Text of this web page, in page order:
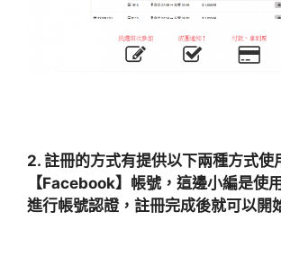
2. 註冊的方式有提供以下兩種方式
【Facebook】帳號，這邊小編是使
進行帳號認證，註冊完成後就可以開